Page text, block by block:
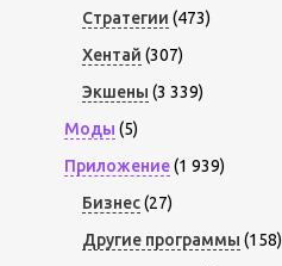
Стратегии (473)
Хентай (307)
Экшены (3 339)
Моды (5)
Приложение(1 939)
Бизнес(27)
Другие программы (158)